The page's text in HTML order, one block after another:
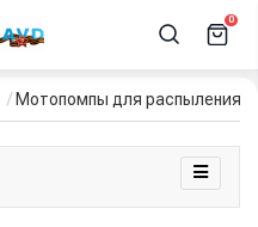
0
Мотопомпы для распыления